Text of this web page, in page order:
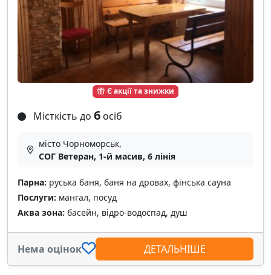
Є акції та знижки
Місткість до 6 осіб
місто Чорноморськ,
СОГ Ветеран, 1-й масив, 6 лінія
Парна: руська баня, баня на дровах, фінська сауна
Послуги: мангал, посуд
Аква зона: басейн, відро-водоспад, душ
Нема оцінок ДЕТАЛЬНІШЕ